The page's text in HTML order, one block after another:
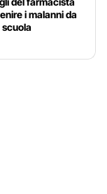
i malanni da
scuola